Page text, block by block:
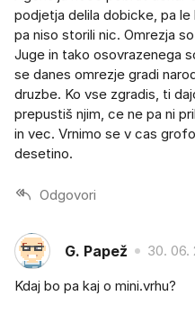
podjetja delila dobicke, pa le
pa niso storili nic. Omrezja
Juge in tako osovrazenega
se danes omrezje gradi
druzbe. Ko vse zgradis, ti
prepustiš njim, ce ne pa ni
in vec. Vrnimo se v cas
desetino.
Odgovori
G. Papež 30. 06.
Kdaj bo pa kaj o mini.vrhu?